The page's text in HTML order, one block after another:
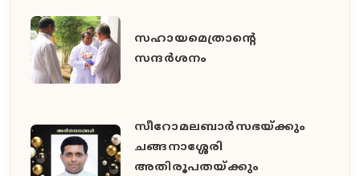
സഹായമെത്രാന്റെ
സന്ദർശനം
സീറോമലബാർസഭയ്ക്കും
ചങ്ങനാശ്ശേരി
അതിരൂപതയ്ക്കും